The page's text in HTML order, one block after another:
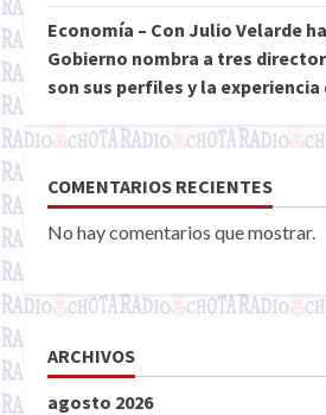
Economía – Con Julio Velarde
Gobierno nombra a tres
son sus perfiles y la
COMENTARIOS RECIENTES
No hay comentarios que mostrar.
ARCHIVOS
agosto 2026